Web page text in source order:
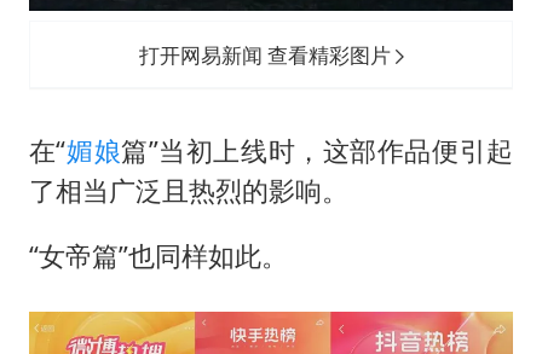
打开网易新闻 查看精彩图片
在“媚娘篇”当初上线时，这部作品便引起
了相当广泛且热烈的影响。
“女帝篇”也同样如此。